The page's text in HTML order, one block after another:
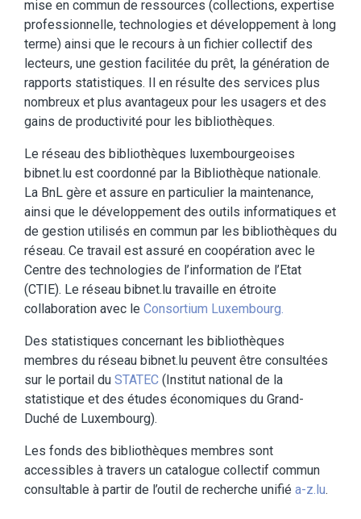
mise en commun de ressources (collections, expertise
professionnelle, technologies et développement à long
terme) ainsi que le recours à un fichier collectif des
lecteurs, une gestion facilitée du prêt, la génération de
rapports statistiques. Il en résulte des services plus
nombreux et plus avantageux pour les usagers et des
gains de productivité pour les bibliothèques.
Le réseau des bibliothèques luxembourgeoises
bibnet.lu est coordonné par la Bibliothèque nationale.
La BnL gère et assure en particulier la maintenance,
ainsi que le développement des outils informatiques et
de gestion utilisés en commun par les bibliothèques du
réseau. Ce travail est assuré en coopération avec le
Centre des technologies de l’information de l’Etat
(CTIE). Le réseau bibnet.lu travaille en étroite
collaboration avec le Consortium Luxembourg.
Des statistiques concernant les bibliothèques
membres du réseau bibnet.lu peuvent être consultées
sur le portail du STATEC (Institut national de la
statistique et des études économiques du Grand-
Duché de Luxembourg).
Les fonds des bibliothèques membres sont
accessibles à travers un catalogue collectif commun
consultable à partir de l’outil de recherche unifié a-z.lu.